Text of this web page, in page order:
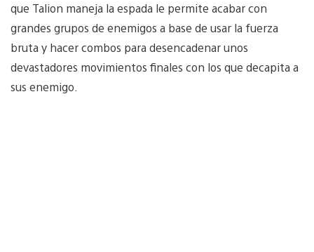
que Talion maneja la espada le permite acabar con
grandes grupos de enemigos a base de usar la fuerza
bruta y hacer combos para desencadenar unos
devastadores movimientos finales con los que decapita a
sus enemigo.